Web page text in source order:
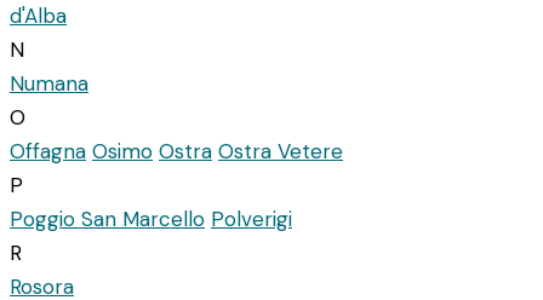
d'Alba
N
Numana
O
Offagna Osimo Ostra Ostra Vetere
P
Poggio San Marcello Polverigi
R
Rosora